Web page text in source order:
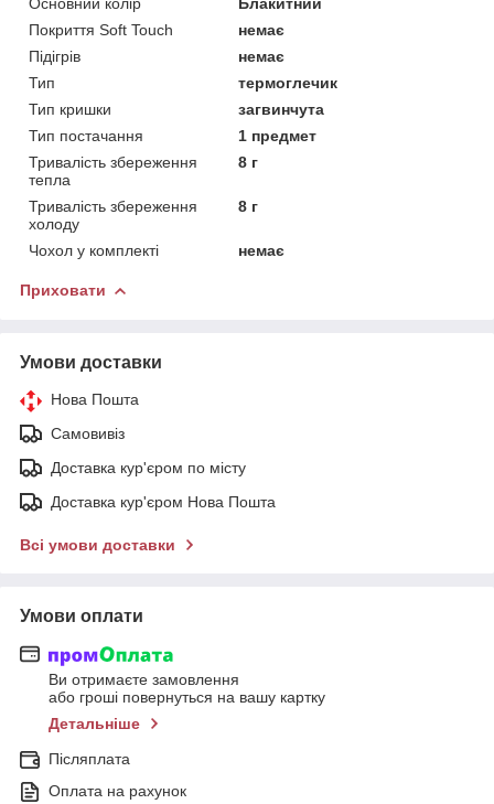
Покриття Soft Touch
немає
Підігрів
немає
Тип
термоглечик
Тип кришки
загвинчута
Тип постачання
1 предмет
Тривалість збереження
тепла
8 г
Тривалість збереження
холоду
8 г
Чохол у комплекті немає
Приховати
Умови доставки
Нова Пошта
Самовивіз
Доставка кур'єром по місту
Доставка кур'єром Нова Пошта
Всі умови доставки
Умови оплати
Ви отримаєте замовлення
або гроші повернуться на вашу картку
Детальніше
Післяплата
Оплата на рахунок